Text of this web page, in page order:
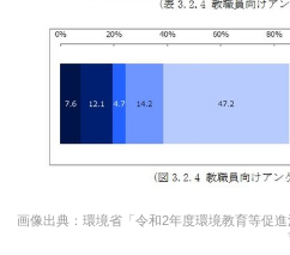
画像出典：環境省「令和2年度環境教育等促